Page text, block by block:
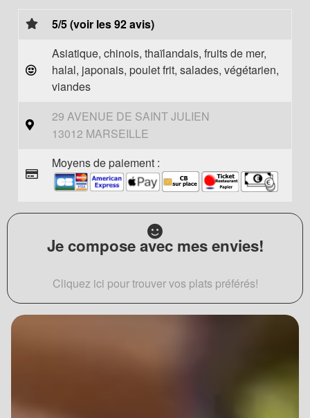
5/5 (voir les 92 avis)
Asiatique, chinois, thaïlandais, fruits de mer,
halal, japonais, poulet frit, salades, végétarien,
viandes
29 AVENUE DE SAINT JULIEN
13012 MARSEILLE
Moyens de paiement :
Je compose avec mes envies!
Cliquez ici pour trouver vos plats préférés!